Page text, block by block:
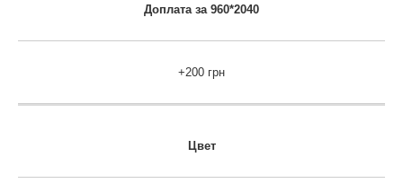
Доплата за 960*2040
+200 грн
Цвет